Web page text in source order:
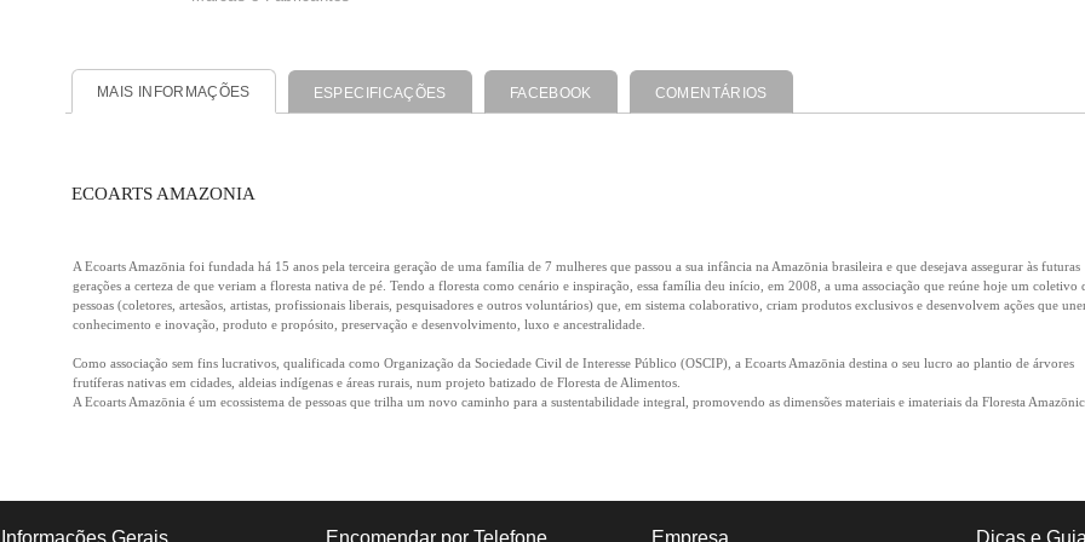
MAIS INFORMAÇÕES ESPECIFICAÇÕES FACEBOOK COMENTÁRIOS
ECOARTS AMAZONIA
A Ecoarts Amazōnia foi fundada há 15 anos pela terceira geração de uma família de 7 mulheres que passou a sua infância na Amazōnia brasileira e que desejava assegurar às futuras
gerações a certeza de que veriam a floresta nativa de pé. Tendo a floresta como cenário e inspiração, essa família deu início, em 2008, a uma associação que reúne hoje um coletivo
pessoas (coletores, artesãos, artistas, profissionais liberais, pesquisadores e outros voluntários) que, em sistema colaborativo, criam produtos exclusivos e desenvolvem ações que
conhecimento e inovação, produto e propósito, preservação e desenvolvimento, luxo e ancestralidade.
Como associação sem fins lucrativos, qualificada como Organização da Sociedade Civil de Interesse Público (OSCIP), a Ecoarts Amazōnia destina o seu lucro ao plantio de árvores
frutíferas nativas em cidades, aldeias indígenas e áreas rurais, num projeto batizado de Floresta de Alimentos.
A Ecoarts Amazōnia é um ecossistema de pessoas que trilha um novo caminho para a sustentabilidade integral, promovendo as dimensões materiais e imateriais da Floresta
Informações Gerais Encomendar por Telefone Empresa Dicas e